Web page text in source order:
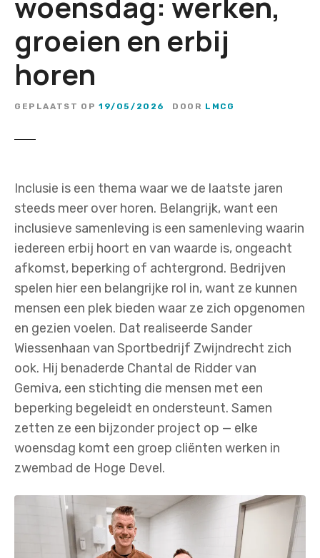
groeien en erbij
horen
GEPLAATST OP 19/05/2026 DOOR LMCG
Inclusie is een thema waar we de laatste jaren
steeds meer over horen. Belangrijk, want een
inclusieve samenleving is een samenleving waarin
iedereen erbij hoort en van waarde is, ongeacht
afkomst, beperking of achtergrond. Bedrijven
spelen hier een belangrijke rol in, want ze kunnen
mensen een plek bieden waar ze zich opgenomen
en gezien voelen. Dat realiseerde Sander
Wiessenhaan van Sportbedrijf Zwijndrecht zich
ook. Hij benaderde Chantal de Ridder van
Gemiva, een stichting die mensen met een
beperking begeleidt en ondersteunt. Samen
zetten ze een bijzonder project op — elke
woensdag komt een groep cliënten werken in
zwembad de Hoge Devel.